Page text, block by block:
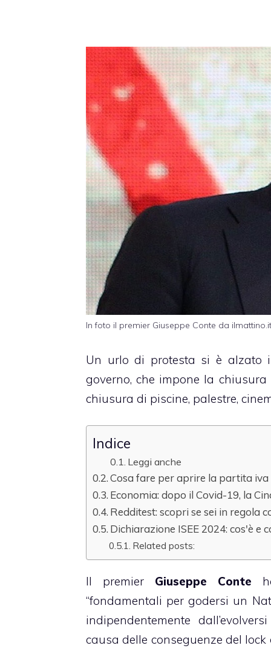
In foto il premier Giuseppe Conte da ilmattino.it
Un urlo di protesta si è
governo, che impone la
chiusura di piscine, palestre,
Indice
Leggi anche
Cosa fare per aprire la partita iva
Economia: dopo il Covid-19, la
Redditest: scopri se sei in regola
Dichiarazione ISEE 2024: cos'è e
Related posts:
Il premier Giuseppe Conte
“fondamentali per godersi un
indipendentemente
causa delle conseguenze del